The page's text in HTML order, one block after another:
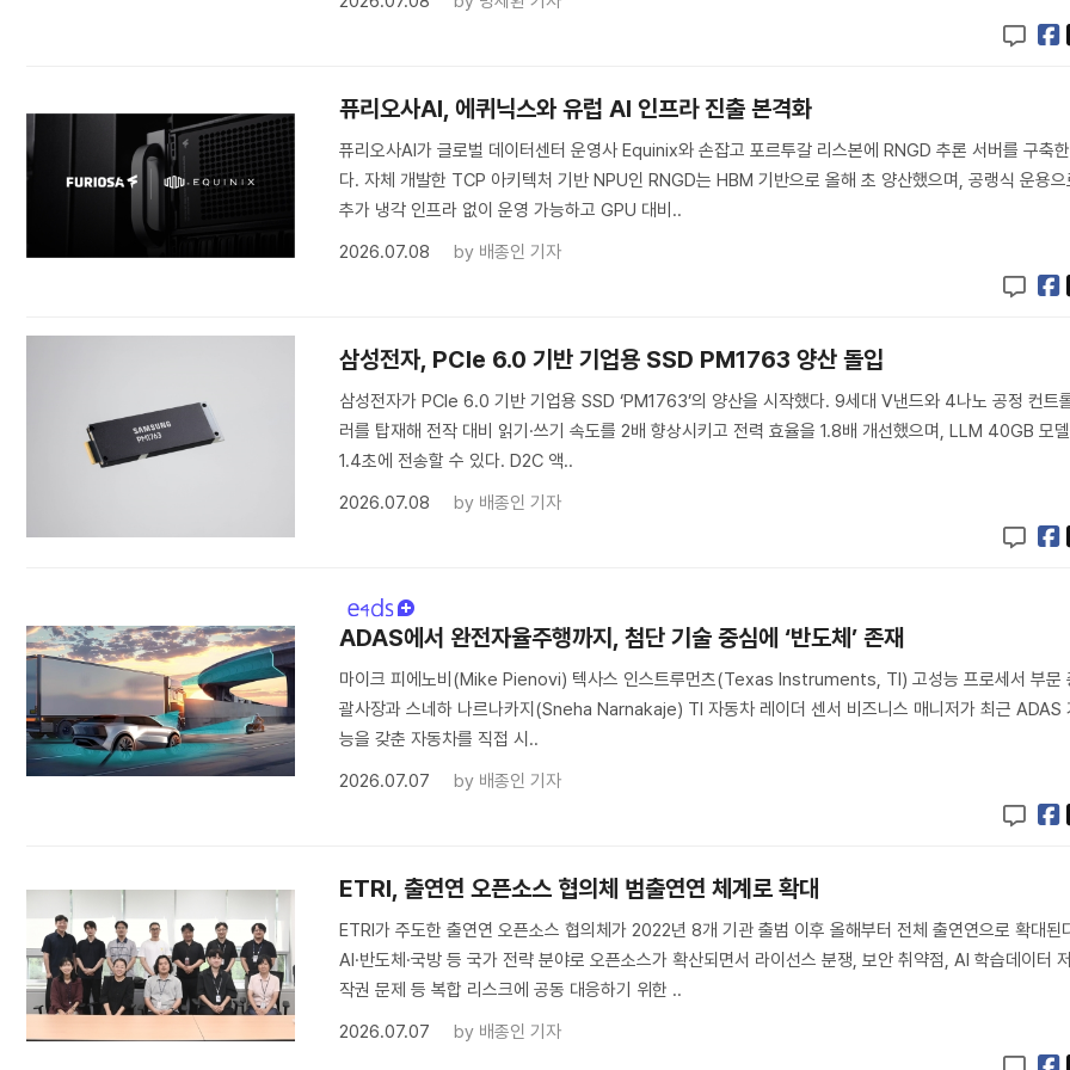
퓨리오사AI, 에퀴닉스와 유럽 AI 인프라 진출 본격화
퓨리오사AI가 글로벌 데이터센터 운영사 Equinix와 손잡고 포르투갈 리스본에 RNGD 추론 서버를 구축한
다. 자체 개발한 TCP 아키텍처 기반 NPU인 RNGD는 HBM 기반으로 올해 초 양산했으며, 공랭식 운용으
추가 냉각 인프라 없이 운영 가능하고 GPU 대비..
2026.07.08
by 배종인 기자
삼성전자, PCIe 6.0 기반 기업용 SSD PM1763 양산 돌입
삼성전자가 PCIe 6.0 기반 기업용 SSD ‘PM1763’의 양산을 시작했다. 9세대 V낸드와 4나노 공정 컨트
러를 탑재해 전작 대비 읽기·쓰기 속도를 2배 향상시키고 전력 효율을 1.8배 개선했으며, LLM 40GB 모
1.4초에 전송할 수 있다. D2C 액..
2026.07.08
by 배종인 기자
ADAS에서 완전자율주행까지, 첨단 기술 중심에 ‘반도체’ 존재
마이크 피에노비(Mike Pienovi) 텍사스 인스트루먼츠(Texas Instruments, TI) 고성능 프로세서 부문
괄사장과 스네하 나르나카지(Sneha Narnakaje) TI 자동차 레이더 센서 비즈니스 매니저가 최근 ADAS
능을 갖춘 자동차를 직접 시..
2026.07.07
by 배종인 기자
ETRI, 출연연 오픈소스 협의체 범출연연 체계로 확대
ETRI가 주도한 출연연 오픈소스 협의체가 2022년 8개 기관 출범 이후 올해부터 전체 출연연으로 확대된
AI·반도체·국방 등 국가 전략 분야로 오픈소스가 확산되면서 라이선스 분쟁, 보안 취약점, AI 학습데이터 저
작권 문제 등 복합 리스크에 공동 대응하기 위한 ..
2026.07.07
by 배종인 기자